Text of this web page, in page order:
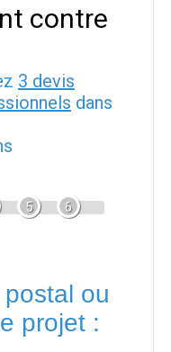
contre
3 devis
dans
5 6
ou
projet :